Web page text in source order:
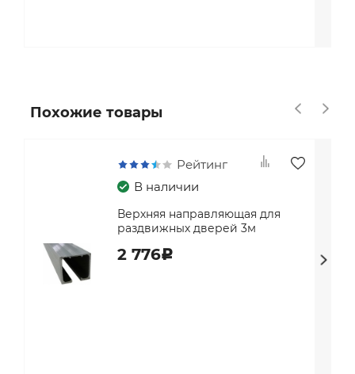
Похожие товары
Рейтинг
В наличии
Верхняя направляющая для
раздвижных дверей 3м
2 776c